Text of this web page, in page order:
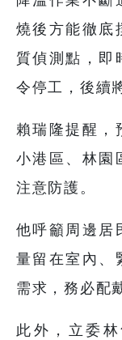
燒後方能徹底
質偵測點，即
令停工，後續
賴瑞隆提醒，
小港區、林園
注意防護。
他呼籲周邊居
量留在室內、
需求，務必配
此外，立委